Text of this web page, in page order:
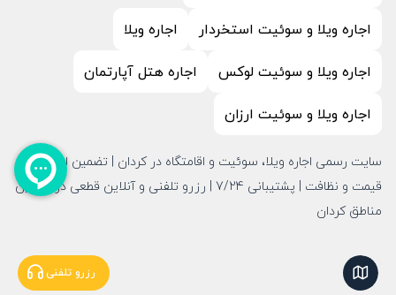
رزرو تلفنی
اجاره ویلا و سوئیت استخردار
اجاره ویلا
اجاره ویلا و سوئیت لوکس
اجاره هتل آپارتمان
اجاره ویلا و سوئیت ارزان
سایت رسمی اجاره ویلا، سوئیت و اقامتگاه در کردان | تضمین امنیت،
قیمت و نظافت | پشتیبانی 7/24 | رزرو تلفنی و آنلاین قطعی در بهترین
مناطق کردان